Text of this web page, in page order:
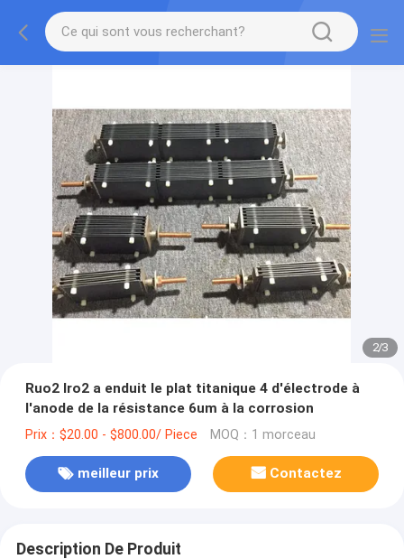
2/3
Ruo2 Iro2 a enduit le plat titanique 4 d'électrode à
l'anode de la résistance 6um à la corrosion
Prix：$20.00 - $800.00/ Piece MOQ：1 morceau
meilleur prix Contactez
Description De Produit